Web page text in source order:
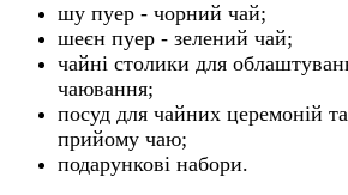
шу пуер - чорний чай;
шеєн пуер - зелений чай;
чайні столики для
чаювання;
посуд для чайних церемоній
прийому чаю;
подарункові набори.